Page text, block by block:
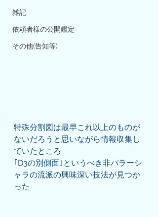
雑記
依頼者様の公開鑑定
その他(告知等)
特殊分割図は最早これ以上のものが
ないだろうと思いながら情報収集し
ていたところ
｢D3の別側面｣というべき非パラーシ
ャラの流派の興味深い技法が見つか
った